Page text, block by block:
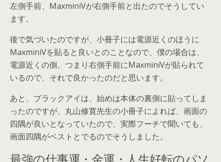
左側手前、MaxminiVが右側手前と出たのでそうしてい
ます。
後で気づいたのですが、小冊子には電源近くのほうに
MaxminiVを貼ると良いとのことなので、僕の場合は、
電源近くの側、つまり右側手前にMaxminiVが貼られて
いるので、それで良かったのだと思います。
あと、ブラックアイは、始めは本体の裏側に貼ってしま
ったのですが、丸山修寛先生の小冊子によれば、画面の
四隅が良いとなっていたので、実際フーチで聞いても、
画面四隅がベストとでるのでそうしました。
最強の仕事運・金運・人生好転のパソ